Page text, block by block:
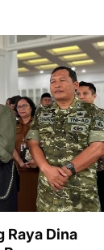
Raya Dina